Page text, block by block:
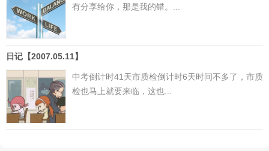
有分享给你，那是我的错。...
日记【2007.05.11】
中考倒计时41天市质检倒计时6天时间不多了，市质
检也马上就要来临，这也...